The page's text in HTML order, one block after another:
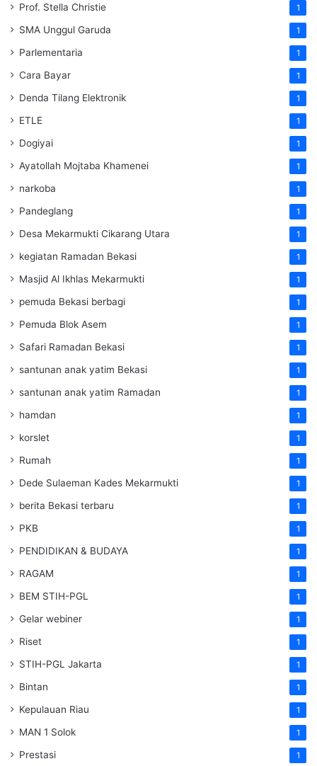
Prof. Stella Christie 1
SMA Unggul Garuda 1
Parlementaria 1
Cara Bayar 1
Denda Tilang Elektronik 1
ETLE 1
Dogiyai 1
Ayatollah Mojtaba Khamenei 1
narkoba 1
Pandeglang 1
Desa Mekarmukti Cikarang Utara 1
kegiatan Ramadan Bekasi 1
Masjid Al Ikhlas Mekarmukti 1
pemuda Bekasi berbagi 1
Pemuda Blok Asem 1
Safari Ramadan Bekasi 1
santunan anak yatim Bekasi 1
santunan anak yatim Ramadan 1
hamdan 1
korslet 1
Rumah 1
Dede Sulaeman Kades Mekarmukti 1
berita Bekasi terbaru 1
PKB 1
PENDIDIKAN & BUDAYA 1
RAGAM 1
BEM STIH-PGL 1
Gelar webiner 1
Riset 1
STIH-PGL Jakarta 1
Bintan 1
Kepulauan Riau 1
MAN 1 Solok 1
Prestasi 1